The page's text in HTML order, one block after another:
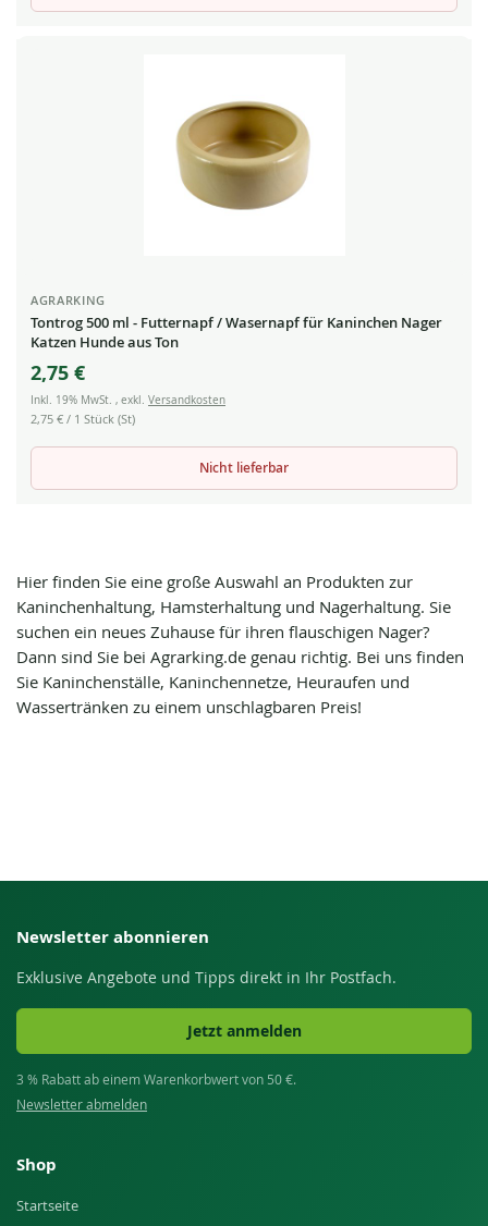
AGRARKING
Tontrog 500 ml - Futternapf / Wasernapf für Kaninchen Nager
Katzen Hunde aus Ton
2,75 €
Inkl. 19% MwSt. , exkl. Versandkosten
2,75 € / 1 Stück (St)
Nicht lieferbar
Hier finden Sie eine große Auswahl an Produkten zur
Kaninchenhaltung, Hamsterhaltung und Nagerhaltung. Sie
suchen ein neues Zuhause für ihren flauschigen Nager?
Dann sind Sie bei Agrarking.de genau richtig. Bei uns finden
Sie Kaninchenställe, Kaninchennetze, Heuraufen und
Wassertränken zu einem unschlagbaren Preis!
Newsletter abonnieren
Exklusive Angebote und Tipps direkt in Ihr Postfach.
Jetzt anmelden
3 % Rabatt ab einem Warenkorbwert von 50 €.
Newsletter abmelden
Shop
Startseite